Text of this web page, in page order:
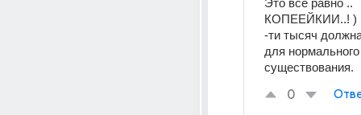
Это всё равно ..
КОПЕЕЙКИИ..! )
-ти тысяч
для нормального
существования.
0